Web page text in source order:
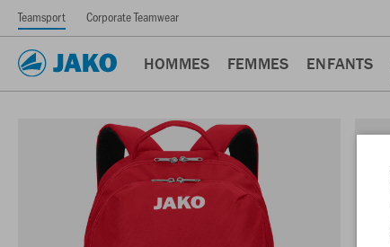
Teamsport Corporate Teamwear
HOMMES FEMMES ENFANTS